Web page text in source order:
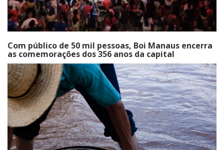
Com público de 50 mil pessoas, Boi Manaus encerra
as comemorações dos 356 anos da capital